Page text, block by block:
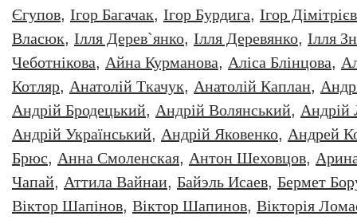
Єгупов, Ігор Багачак, Ігор Бурдига, Ігор Дімітрієв
Власюк, Ілля Дерев`янко, Ілля Деревянко, Ілля
Чеботнікова, Айна Курманова, Аліса Блінцова,
Котляр, Анатолiй Ткачук, Анатолій Каплан,
Андрій Бродецький, Андрій Волянський, Андрій
Андрій Український, Андрій Яковенко, Андрей
Брюс, Анна Смоленская, Антон Шеховцов,
Чапай, Аттила Вайнаи, Байэль Исаев, Бермет
Віктор Шапінов, Віктор Шапинов, Вікторія